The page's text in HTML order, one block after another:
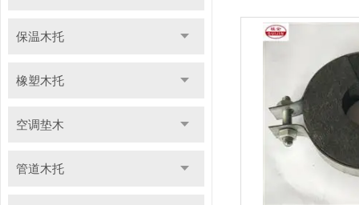
保温木托
橡塑木托
空调垫木
管道木托